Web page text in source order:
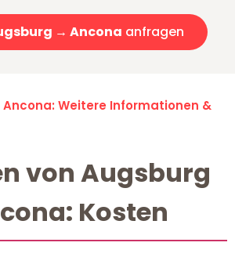
→ Ancona anfragen
Weitere Informationen &
von Augsburg
Kosten